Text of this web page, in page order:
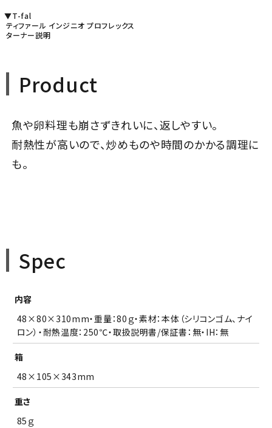
▼T-fal
ティファール インジニオ プロフレックス
ターナー説明
Product
魚や卵料理も崩さずきれいに、返しやすい。
耐熱性が高いので、炒めものや時間のかかる調理に
も。
Spec
内容
48×80×310mm・重量：80ｇ・素材：本体（シリコンゴム、ナイ
ロン）・耐熱温度：250℃・取扱説明書/保証書：無・IH：無
箱
48×105×343mm
重さ
85ｇ